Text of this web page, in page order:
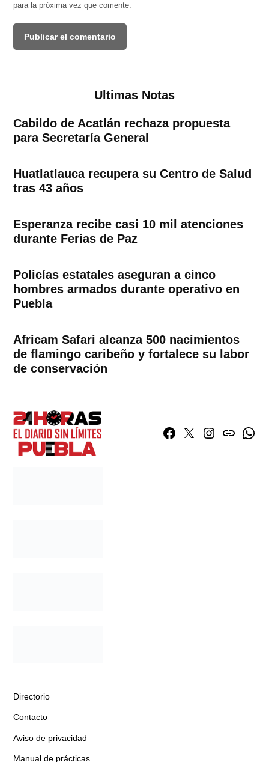
para la próxima vez que comente.
Ultimas Notas
Cabildo de Acatlán rechaza propuesta
para Secretaría General
Huatlatlauca recupera su Centro de Salud
tras 43 años
Esperanza recibe casi 10 mil atenciones
durante Ferias de Paz
Policías estatales aseguran a cinco
hombres armados durante operativo en
Puebla
Africam Safari alcanza 500 nacimientos
de flamingo caribeño y fortalece su labor
de conservación
Facebook
TwitterInstagram
issuu
Directorio
Contacto
Aviso de privacidad
Manual de prácticas